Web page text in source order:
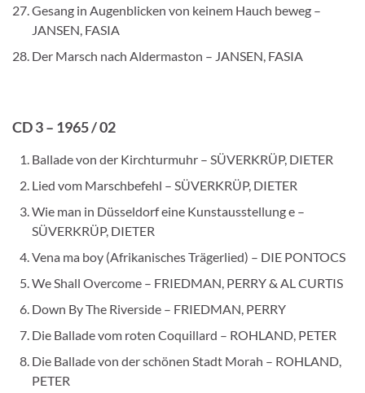
Gesang in Augenblicken von keinem Hauch beweg –
JANSEN, FASIA
Der Marsch nach Aldermaston – JANSEN, FASIA
CD 3 – 1965 / 02
Ballade von der Kirchturmuhr – SÜVERKRÜP, DIETER
Lied vom Marschbefehl – SÜVERKRÜP, DIETER
Wie man in Düsseldorf eine Kunstausstellung e –
SÜVERKRÜP, DIETER
Vena ma boy (Afrikanisches Trägerlied) – DIE PONTOCS
We Shall Overcome – FRIEDMAN, PERRY & AL CURTIS
Down By The Riverside – FRIEDMAN, PERRY
Die Ballade vom roten Coquillard – ROHLAND, PETER
Die Ballade von der schönen Stadt Morah – ROHLAND,
PETER